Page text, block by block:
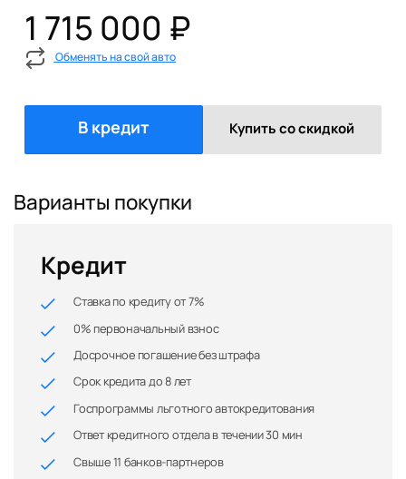
1 715 000 ₽
Обменять на свой авто
В кредит Купить со скидкой
Варианты покупки
Кредит
Ставка по кредиту от 7%
0% первоначальный взнос
Досрочное погашение без штрафа
Срок кредита до 8 лет
Госпрограммы льготного автокредитования
Ответ кредитного отдела в течении 30 мин
Свыше 11 банков-партнеров